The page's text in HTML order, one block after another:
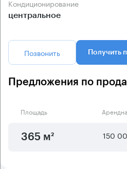
Кондиционирование
центральное
Позвонить Получить
Предложения по
Площадь
365 м² 150